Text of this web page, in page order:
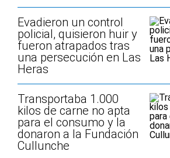
Evadieron un control
policial, quisieron huir y
fueron atrapados tras
una persecución en Las
Heras
Transportaba 1.000
kilos de carne no apta
para el consumo y la
donaron a la Fundación
Cullunche